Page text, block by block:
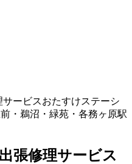
ービスおたすけステーシ
・鵜沼・緑苑・各務ヶ原駅
張修理サービス